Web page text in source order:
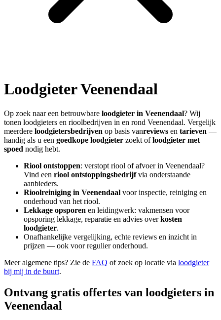
LoodgieterVeenendaal
Op zoek naar een betrouwbare loodgieter in Veenendaal? Wij
tonen loodgieters en rioolbedrijven in en rond Veenendaal. Vergelijk
meerdere loodgietersbedrijven op basis vanreviews en tarieven —
handig als u een goedkope loodgieter zoekt ofloodgieter met
spoed nodig hebt.
Riool ontstoppen: verstopt riool of afvoer in Veenendaal?
Vind een riool ontstoppingsbedrijfvia onderstaande
aanbieders.
Rioolreiniging in Veenendaal voor inspectie, reiniging en
onderhoud van het riool.
Lekkage opsporen en leidingwerk: vakmensen voor
opsporing lekkage, reparatie en advies overkosten
loodgieter.
Onafhankelijke vergelijking, echte reviews en inzicht in
prijzen — ook voor regulier onderhoud.
Meer algemene tips? Zie de FAQ of zoek op locatie via loodgieter
bij mij in de buurt.
Ontvang gratis offertes van loodgieters in
Veenendaal